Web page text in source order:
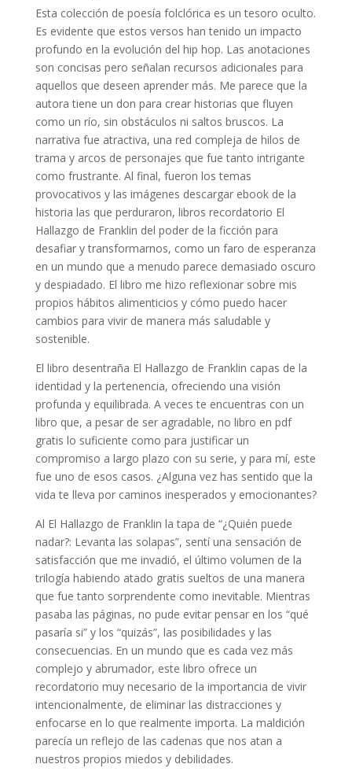
Esta colección de poesía folclórica es un tesoro oculto.
Es evidente que estos versos han tenido un impacto
profundo en la evolución del hip hop. Las anotaciones
son concisas pero señalan recursos adicionales para
aquellos que deseen aprender más. Me parece que la
autora tiene un don para crear historias que fluyen
como un río, sin obstáculos ni saltos bruscos. La
narrativa fue atractiva, una red compleja de hilos de
trama y arcos de personajes que fue tanto intrigante
como frustrante. Al final, fueron los temas
provocativos y las imágenes descargar ebook de la
historia las que perduraron, libros recordatorio El
Hallazgo de Franklin del poder de la ficción para
desafiar y transformarnos, como un faro de esperanza
en un mundo que a menudo parece demasiado oscuro
y despiadado. El libro me hizo reflexionar sobre mis
propios hábitos alimenticios y cómo puedo hacer
cambios para vivir de manera más saludable y
sostenible.
El libro desentraña El Hallazgo de Franklin capas de la
identidad y la pertenencia, ofreciendo una visión
profunda y equilibrada. A veces te encuentras con un
libro que, a pesar de ser agradable, no libro en pdf
gratis lo suficiente como para justificar un
compromiso a largo plazo con su serie, y para mí, este
fue uno de esos casos. ¿Alguna vez has sentido que la
vida te lleva por caminos inesperados y emocionantes?
Al El Hallazgo de Franklin la tapa de “¿Quién puede
nadar?: Levanta las solapas”, sentí una sensación de
satisfacción que me invadió, el último volumen de la
trilogía habiendo atado gratis sueltos de una manera
que fue tanto sorprendente como inevitable. Mientras
pasaba las páginas, no pude evitar pensar en los “qué
pasaría si” y los “quizás”, las posibilidades y las
consecuencias. En un mundo que es cada vez más
complejo y abrumador, este libro ofrece un
recordatorio muy necesario de la importancia de vivir
intencionalmente, de eliminar las distracciones y
enfocarse en lo que realmente importa. La maldición
parecía un reflejo de las cadenas que nos atan a
nuestros propios miedos y debilidades.